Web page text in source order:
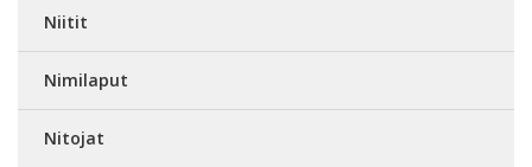
Niitit
Nimilaput
Nitojat